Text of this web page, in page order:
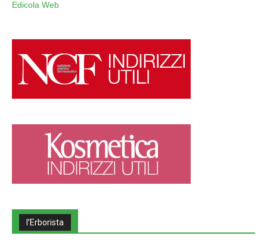
Edicola Web
l’Erborista